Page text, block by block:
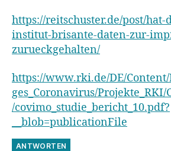
https://reitschuster.de/post/hat-
institut-brisante-daten-zur-
zurueckgehalten/
https://www.rki.de/DE/
ges_Coronavirus/Projekte_RKI/
/covimo_studie_bericht_10.pdf?
__blob=publicationFile
ANTWORTEN